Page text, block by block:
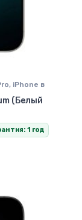
, iPhone в
(Белый
1 год